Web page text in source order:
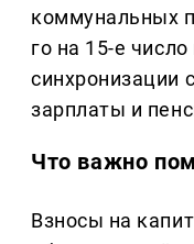
коммунальных
го на 15-е
синхронизации
зарплаты и
Что важно
Взносы на